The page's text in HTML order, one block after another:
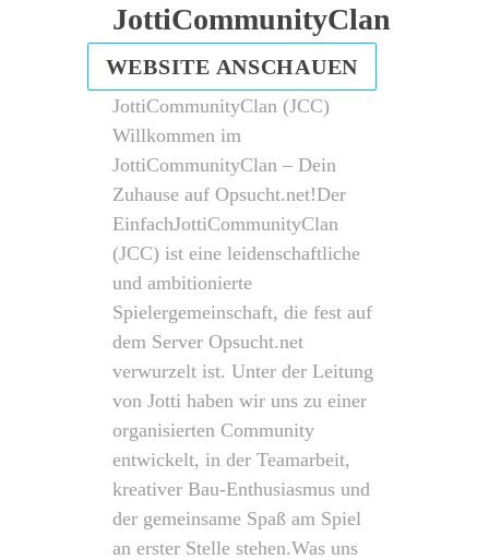
JottiCommunityClan
WEBSITE ANSCHAUEN
JottiCommunityClan (JCC) ​
Willkommen im
JottiCommunityClan – Dein
Zuhause auf Opsucht.net! ​Der
EinfachJottiCommunityClan
(JCC) ist eine leidenschaftliche
und ambitionierte
Spielergemeinschaft, die fest auf
dem Server Opsucht.net
verwurzelt ist. Unter der Leitung
von Jotti haben wir uns zu einer
organisierten Community
entwickelt, in der Teamarbeit,
kreativer Bau-Enthusiasmus und
der gemeinsame Spaß am Spiel
an erster Stelle stehen. ​Was uns